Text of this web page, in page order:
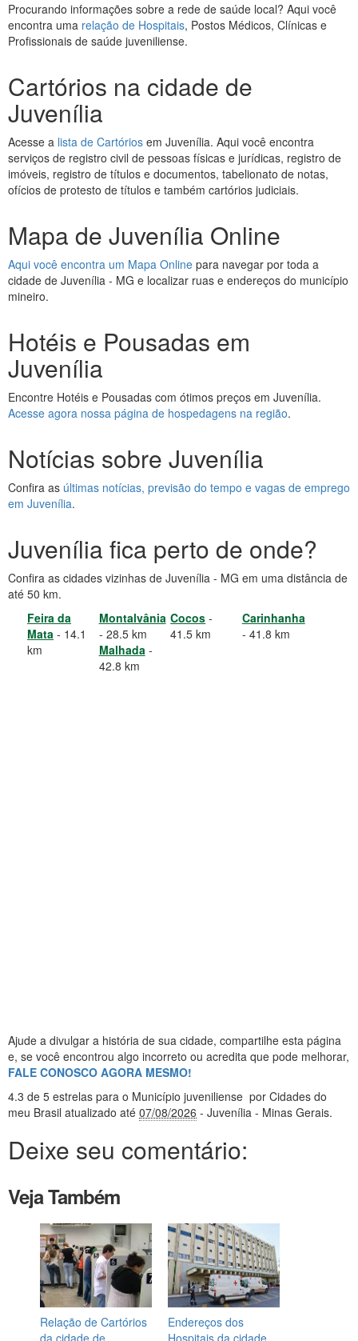
Procurando informações sobre a rede de saúde local? Aqui você
encontra uma relação de Hospitais, Postos Médicos, Clínicas e
Profissionais de saúde juveniliense.
Cartórios na cidade de
Juvenília
Acesse a lista de Cartórios em Juvenília. Aqui você encontra
serviços de registro civil de pessoas físicas e jurídicas, registro de
imóveis, registro de títulos e documentos, tabelionato de notas,
ofícios de protesto de títulos e também cartórios judiciais.
Mapa de Juvenília Online
Aqui você encontra um Mapa Online para navegar por toda a
cidade de Juvenília - MG e localizar ruas e endereços do município
mineiro.
Hotéis e Pousadas em
Juvenília
Encontre Hotéis e Pousadas com ótimos preços em Juvenília.
Acesse agora nossa página de hospedagens na região.
Notícias sobre Juvenília
Confira as últimas notícias, previsão do tempo e vagas de emprego
em Juvenília.
Juvenília fica perto de onde?
Confira as cidades vizinhas de Juvenília - MG em uma distância de
até 50 km.
Feira da
Mata - 14.1
km
Montalvânia
- 28.5 km
Cocos -
41.5 km
Carinhanha
- 41.8 km
Malhada-
42.8 km
Ajude a divulgar a história de sua cidade, compartilhe esta página
e, se você encontrou algo incorreto ou acredita que pode melhorar,
FALE CONOSCO AGORA MESMO!
4.3 de 5 estrelas para o Município juveniliense por Cidades do
meu Brasil atualizado até 07/08/2026 - Juvenília - Minas Gerais.
Deixe seu comentário:
Veja Também
Relação de Cartórios
da cidade de
Endereços dos
Hospitais da cidade